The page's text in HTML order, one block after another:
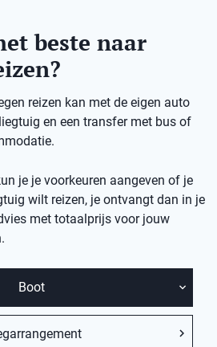
beste naar
reizen kan met de eigen auto
en een transfer met bus of
je je voorkeuren aangeven of je
wilt reizen, je ontvangt dan in je
met totaalprijs voor jouw
Boot